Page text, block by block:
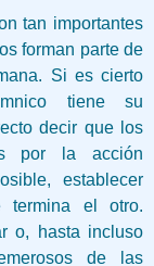
tan importantes
forman parte de
Si es cierto
tiene su
decir que los
por la acción
establecer
termina el otro.
o, hasta incluso
de las